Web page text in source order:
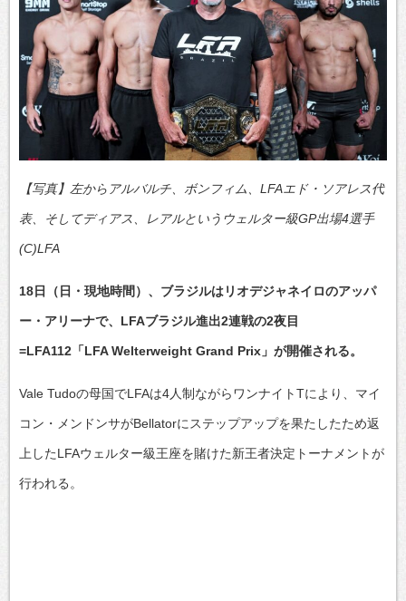
【写真】左からアルバルチ、ボンフィム、LFAエド・ソアレス代
表、そしてディアス、レアルというウェルター級GP出場4選手
(C)LFA
18日（日・現地時間）、ブラジルはリオデジャネイロのアッパ
ー・アリーナで、LFAブラジル進出2連戦の2夜目
=LFA112「LFA Welterweight Grand Prix」が開催される。
Vale Tudoの母国でLFAは4人制ながらワンナイトTにより、マイ
コン・メンドンサがBellatorにステップアップを果たしたため返
上したLFAウェルター級王座を賭けた新王者決定トーナメントが
行われる。